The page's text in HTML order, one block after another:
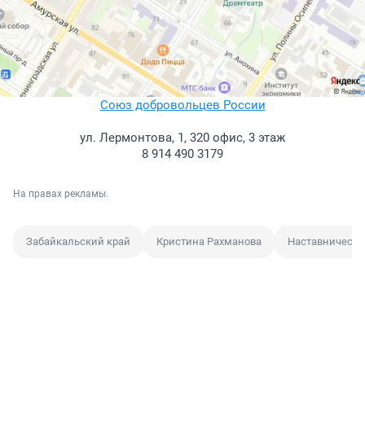
Союз добровольцев России
ул. Лермонтова, 1, 320 офис, 3 этаж
8 914 490 3179
На правах рекламы.
Забайкальский край Кристина Рахманова